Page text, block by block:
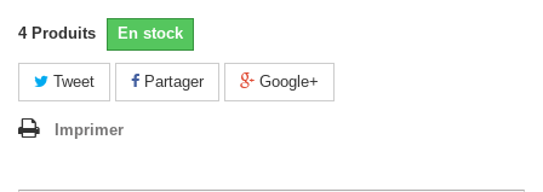
4 Produits En stock
Tweet Partager Google+
Imprimer